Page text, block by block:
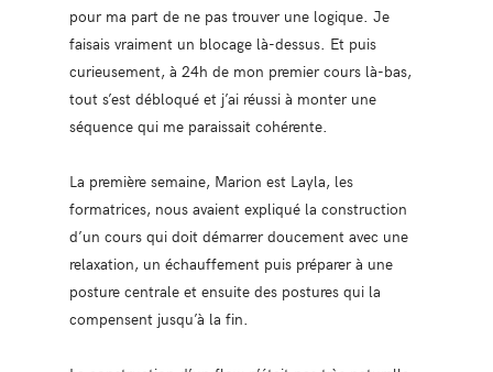
pour ma part de ne pas trouver une logique. Je
faisais vraiment un blocage là-dessus. Et puis
curieusement, à 24h de mon premier cours là-bas,
tout s’est débloqué et j’ai réussi à monter une
séquence qui me paraissait cohérente.
La première semaine, Marion est Layla, les
formatrices, nous avaient expliqué la construction
d’un cours qui doit démarrer doucement avec une
relaxation, un échauffement puis préparer à une
posture centrale et ensuite des postures qui la
compensent jusqu’à la fin.